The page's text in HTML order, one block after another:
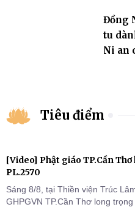
Đồng
tu
Ni an
Tiêu điểm
[Video] Phật giáo TP.Cần
PL.2570
Sáng 8/8, tại Thiền viện Trúc
GHPGVN TP.Cần Thơ long